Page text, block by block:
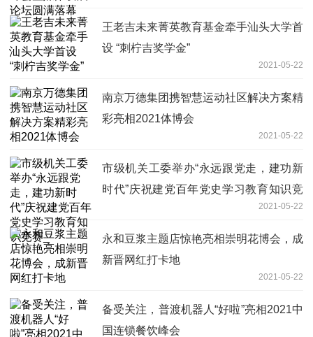
王老吉未来菁英教育基金牵手汕头大学首
设 “刺柠吉奖学金”
2021-05-22
南京万德集团携智慧运动社区解决方案精
彩亮相2021体博会
2021-05-22
市级机关工委举办“永远跟党走，建功新
时代”庆祝建党百年党史学习教育知识竞
2021-05-22
永和豆浆主题店惊艳亮相崇明花博会，成
新晋网红打卡地
2021-05-22
备受关注，普渡机器人“好啦”亮相2021中
国连锁餐饮峰会